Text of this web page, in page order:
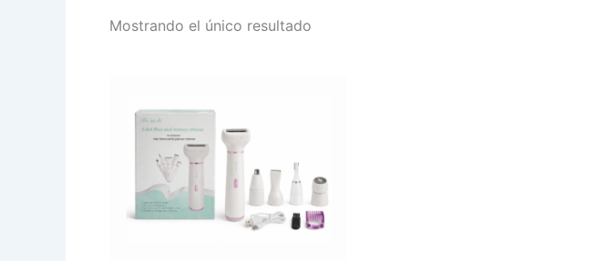
Mostrando el único resultado
BXL-
cantidad